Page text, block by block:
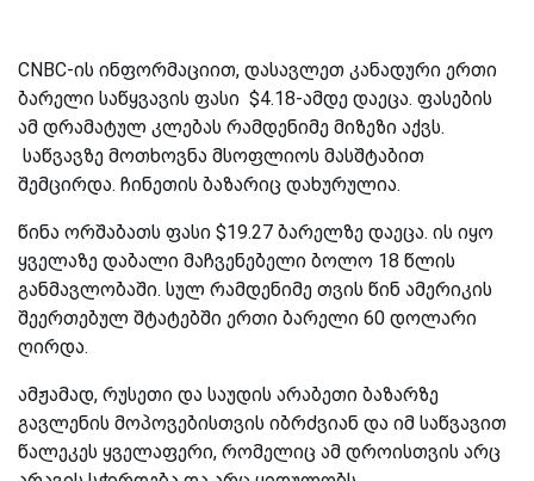
CNBC-ის ინფორმაციით, დასავლეთ კანადური ერთი
ბარელი საწყვავის ფასი $4.18-ამდე დაეცა. ფასების
ამ დრამატულ კლებას რამდენიმე მიზეზი აქვს.
საწვავზე მოთხოვნა მსოფლიოს მასშტაბით
შემცირდა. ჩინეთის ბაზარიც დახურულია.
წინა ორშაბათს ფასი $19.27 ბარელზე დაეცა. ის იყო
ყველაზე დაბალი მაჩვენებელი ბოლო 18 წლის
განმავლობაში. სულ რამდენიმე თვის წინ ამერიკის
შეერთებულ შტატებში ერთი ბარელი 60 დოლარი
ღირდა.
ამჟამად, რუსეთი და საუდის არაბეთი ბაზარზე
გავლენის მოპოვებისთვის იბრძვიან და იმ საწვავით
წალეკეს ყველაფერი, რომელიც ამ დროისთვის არც